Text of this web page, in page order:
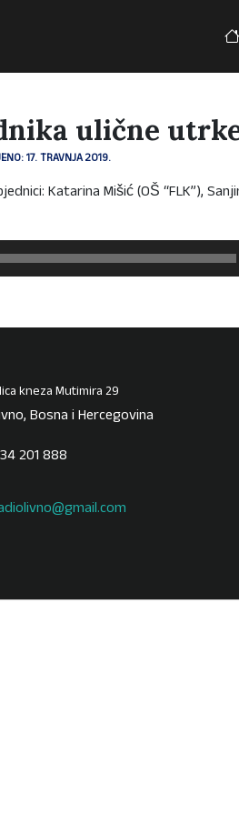
ulične
17. TRAVNJA 2019.
Katarina Mišić (OŠ “FLK”), Sanjin
kneza Mutimira 29
Bosna i Hercegovina
201 888